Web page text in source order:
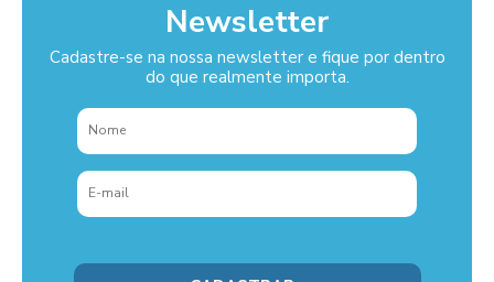
Newsletter
Cadastre-se na nossa newsletter e fique por dentro
do que realmente importa.